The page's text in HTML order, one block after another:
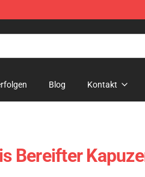
Blog Kontakt
Bereifter